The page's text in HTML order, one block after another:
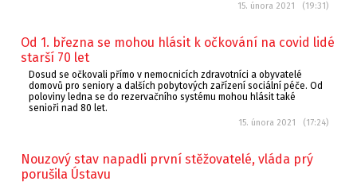
15. února 2021 (19:31)
Od 1. března se mohou hlásit k očkování na covid lidé
starší 70 let
Dosud se očkovali přímo v nemocnicích zdravotníci a obyvatelé
domovů pro seniory a dalších pobytových zařízení sociální péče. Od
poloviny ledna se do rezervačního systému mohou hlásit také
senioři nad 80 let.
15. února 2021 (17:24)
Nouzový stav napadli první stěžovatelé, vláda prý
porušila Ústavu